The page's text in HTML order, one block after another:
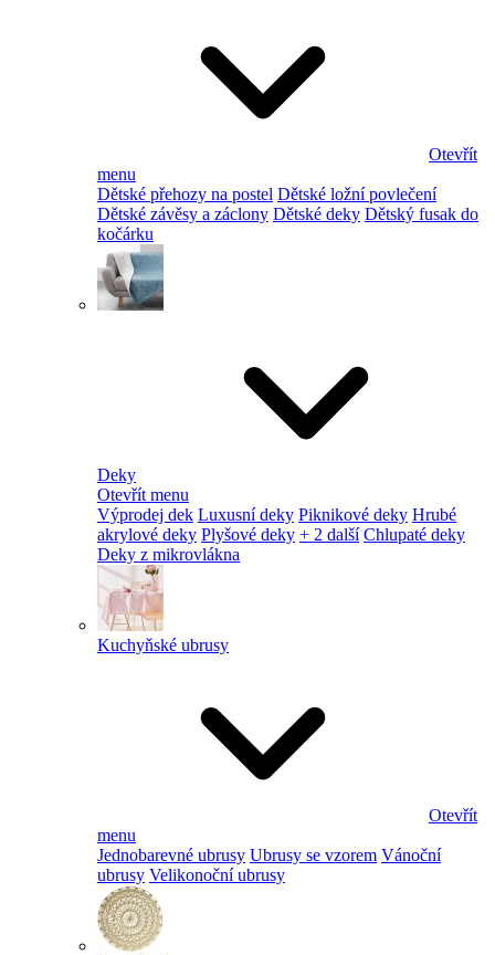
Otevřít
menu
Dětské přehozy na postel Dětské ložní povlečení
Dětské závěsy a záclony Dětské deky Dětský fusak do
kočárku
Deky
Otevřít menu
Výprodej dek Luxusní deky Piknikové deky Hrubé
akrylové deky Plyšové deky + 2 další Chlupaté deky
Deky z mikrovlákna
Kuchyňské ubrusy
Otevřít
menu
Jednobarevné ubrusy Ubrusy se vzorem Vánoční
ubrusy Velikonoční ubrusy